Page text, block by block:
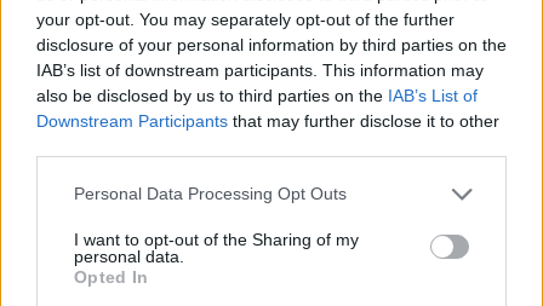
your opt-out. You may separately opt-out of the further
disclosure of your personal information by third parties on the
IAB’s list of downstream participants. This information may
also be disclosed by us to third parties on the IAB’s List of
Downstream Participants that may further disclose it to other
Personal Data Processing Opt Outs
I want to opt-out of the Sharing of my
personal data.
Opted In